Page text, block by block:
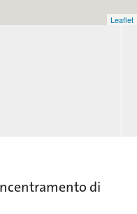
Leaflet
di